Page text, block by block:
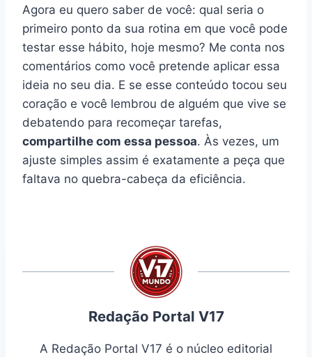
Agora eu quero saber de você: qual seria o
primeiro ponto da sua rotina em que você pode
testar esse hábito, hoje mesmo? Me conta nos
comentários como você pretende aplicar essa
ideia no seu dia. E se esse conteúdo tocou seu
coração e você lembrou de alguém que vive se
debatendo para recomeçar tarefas,
compartilhe com essa pessoa. Às vezes, um
ajuste simples assim é exatamente a peça que
faltava no quebra-cabeça da eficiência.
Redação Portal V17
A Redação Portal V17 é o núcleo editorial